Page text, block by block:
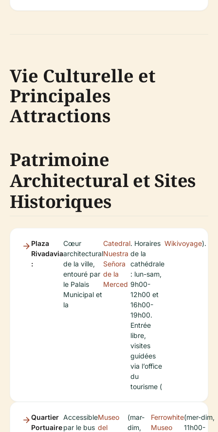
Vie Culturelle et
Principales
Attractions
Patrimoine
Architectural et Sites
Historiques
Plaza
Rivadavia
:
Cœur
architectural
de la ville,
entouré par
le Palais
Municipal et
la
Catedral
Nuestra
Señora
de la
Merced
. Horaires
de la
cathédrale
: lun-sam,
9h00-
12h00 et
16h00-
19h00.
Entrée
libre,
visites
guidées
via l’office
du
tourisme (
Wikivoyage).
Quartier
Portuaire
Accessible
par le bus
Museo
del
(mar-
dim,
Ferrowhite
Museo
(mer-dim,
11h00-